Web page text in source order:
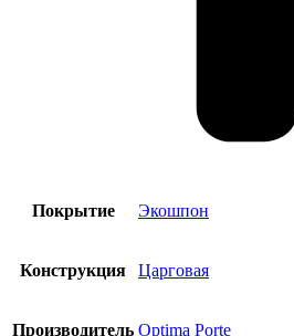
Покрытие Экошпон
Конструкция Царговая
Производитель Optima Porte